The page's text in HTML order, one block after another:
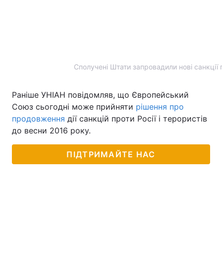
Сполучені Штати запровадили нові санкції
Раніше УНІАН повідомляв, що Європейський
Союз сьогодні може прийняти рішення про
продовження дії санкцій проти Росії і терористів
до весни 2016 року.
ПІДТРИМАЙТЕ НАС